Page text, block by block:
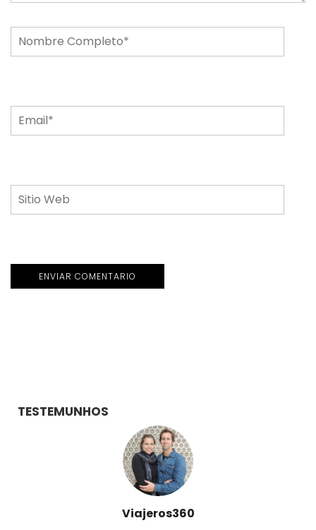
TESTEMUNHOS
Destinoriente